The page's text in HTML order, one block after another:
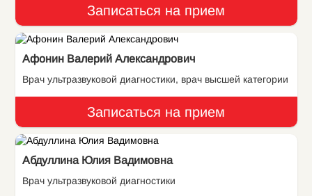
Записаться на прием
Афонин Валерий Александрович
Врач ультразвуковой диагностики, врач высшей категории
Записаться на прием
Абдуллина Юлия Вадимовна
Врач ультразвуковой диагностики